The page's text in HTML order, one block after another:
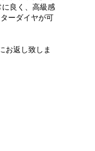
良く、高級感
ーダイヤが可
お返し致しま